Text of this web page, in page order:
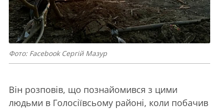
Фото: Facebook Сергій Мазур
Він розповів, що познайомився з цими
людьми в Голосіївсьому районі, коли побачив